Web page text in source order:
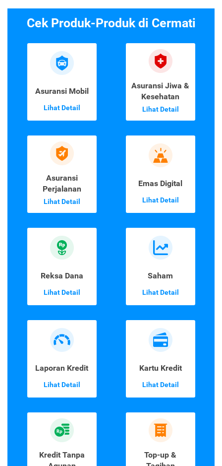
Cek Produk-Produk di Cermati
Asuransi Mobil
Lihat Detail
Asuransi Jiwa &
Kesehatan
Lihat Detail
Asuransi
Perjalanan
Lihat Detail
Emas Digital
Lihat Detail
Reksa Dana
Lihat Detail
Saham
Lihat Detail
Laporan Kredit
Lihat Detail
Kartu Kredit
Lihat Detail
Kredit Tanpa
Top-up &